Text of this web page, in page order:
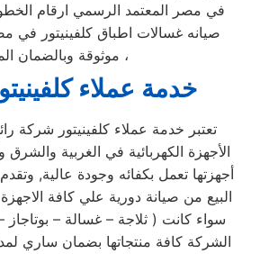
في مصر المعتمد الرسمي ارقام
صيانه غسالات اطباق كلفينيتور
موثوقة وبالضمان المعتمد ،
خدمة عملاء
تعتبر خدمة عملاء كلفينيتور شركة
الأجهزة الكهربائية في الغربية
أجهزتها تعمل بكفائه وجودة عالية,
البيع من صيانة دورية علي كافة
سواء كانت ( ثلاجة – غسالة –